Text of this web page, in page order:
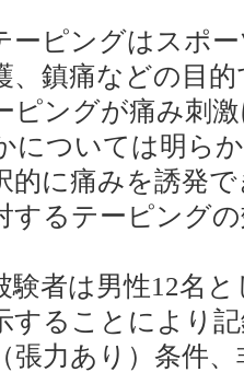
ーピングはスポ
、鎮痛などの目
ピングが痛み刺
については明ら
的に痛みを誘発
するテーピング
験者は男性12名
することにより
張力あり）条件